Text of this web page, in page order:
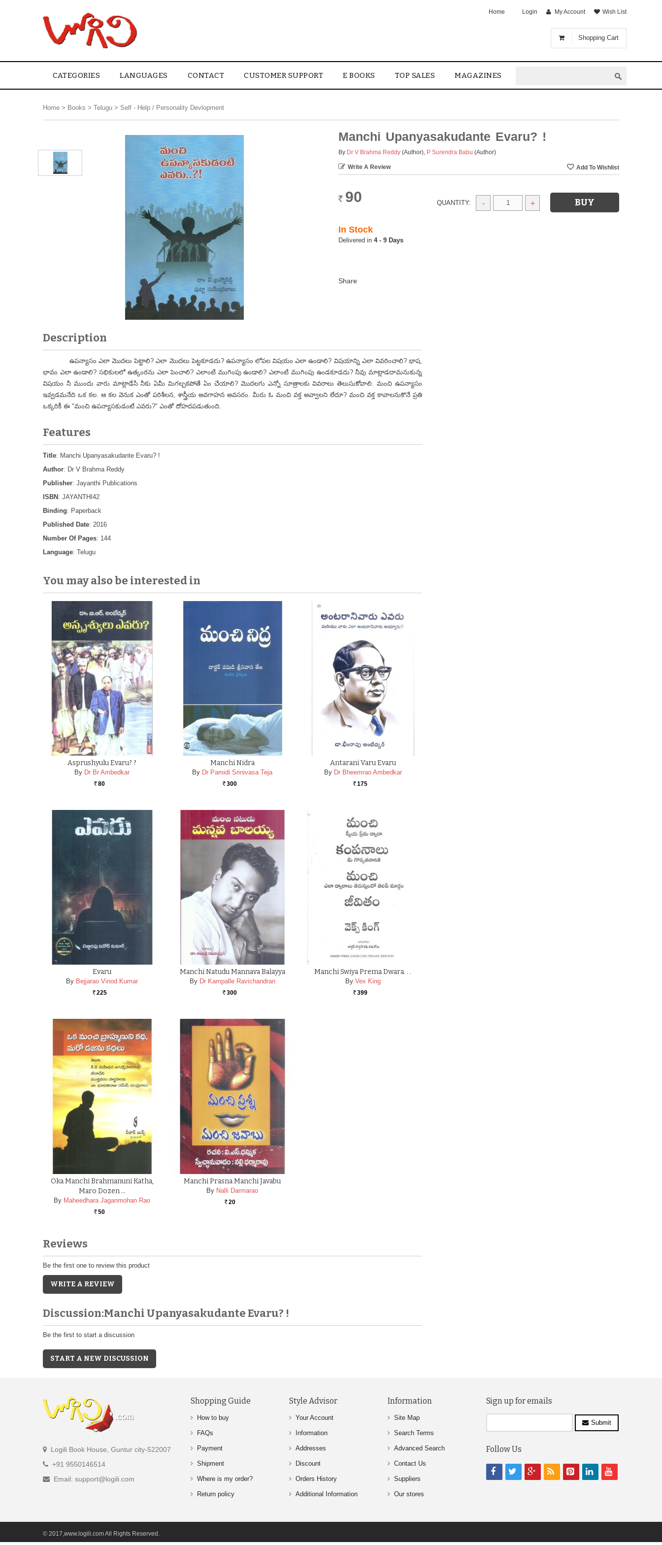
Shopping Cart
Home Login My Account Wish List
CATEGORIES LANGUAGES CONTACT CUSTOMER SUPPORT E BOOKS TOP SALES MAGAZINES
Home > Books > Telugu > Self - Help / Personality Devlopment
Manchi Upanyasakudante Evaru? !
By Dr V Brahma Reddy (Author), P Surendra Babu (Author)
Write A Review
Rs. 90 QUANTITY: - +
In Stock
4 - 9 Days
Description
ఉపన్యాసం ఎలా మొదలు పెట్టాలి? ఎలా మొదలు పెట్టకూడదు? ఉపన్యాసం లోపల విషయం ఎలా ఉండాలి? విషయాన్ని ఎలా వివరించాలి? భాష,
భావం ఎలా ఉండాలి? సభికులలో ఉత్కంఠను ఎలా పెంచాలి? ఎలాంటి ముగింపు ఉండాలి? ఎలాంటి ముగింపు ఉండకూడదు? నీవు మాట్లాడదామనుకున్న
విషయం నీ ముందు వారు మాట్లాడేసి నీకు ఏమీ మిగల్చకపోతే ఏం చేయాలి? మొదలగు ఎన్నో సూత్రాలకు వివరాలు తెలుసుకోవాలి. మంచి ఉపన్యాసం
ఇవ్వడమనేది ఒక కల. ఆ కల వెనుక ఎంతో పరిశీలన, శాస్త్రీయ అవగాహన అవసరం. మీరు ఓ మంచి వక్త అవ్వాలని లేదూ? మంచి వక్త కావాలనుకొనే ప్రతి
ఒక్కరికీ ఈ "మంచి ఉపన్యాసకుడంటే ఎవరు?" ఎంతో దోహదపడుతుంది.
Features
Title: Manchi Upanyasakudante Evaru? !
Author: Dr V Brahma Reddy
Publisher: Jayanthi Publications
ISBN : JAYANTHI42
Binding: Paperback
Published Date: 2016
Number Of Pages: 144
Language: Telugu
You may also be interested in
Asprushyulu Evaru? ?
By Dr Br Ambedkar
Rs. 80
Manchi Nidra
By Dr Pamidi Srinivasa Teja
Rs. 300
Antarani Varu Evaru
By Dr Bheemrao Ambedkar
Rs. 175
Evaru
By Bejjarao Vinod Kumar
Rs. 225
Manchi Natudu Mannava Balayya
By Dr Kampalle Ravichandran
Rs. 300
Manchi Swiya Prema Dwara. . .
By Vex King
Rs. 399
Oka Manchi Brahmanuni Katha,
Maro Dozen …
By Maheedhara Jaganmohan Rao
Rs. 50
Manchi Prasna Manchi Javabu
By Nalli Darmarao
Rs. 20
Reviews
Be the first one to review this product
WRITE A REVIEW
Discussion:Manchi Upanyasakudante Evaru? !
Be the first to start a discussion
START A NEW DISCUSSION
Logili Book House, Guntur city-522007
+91 9550146514
Email: support@logili.com
Shopping Guide
How to buy
FAQs
Payment
Shipment
Where is my order?
Return policy
Style Advisor
Your Account
Information
Addresses
Discount
Orders History
Additional Information
Information
Site Map
Search Terms
Advanced Search
Contact Us
Suppliers
Our stores
Sign up for emails
Submit
Follow Us
© 2017,www.logili.com All Rights Reserved.